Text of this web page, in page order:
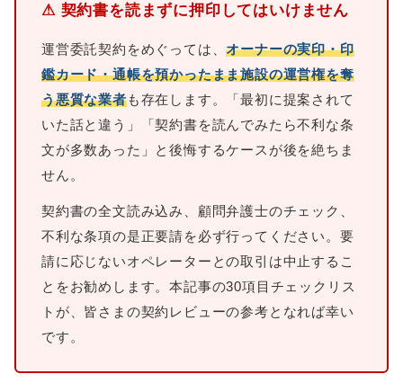
⚠ 契約書を読まずに押印してはいけません
運営委託契約をめぐっては、オーナーの実印・印
鑑カード・通帳を預かったまま施設の運営権を奪
う悪質な業者も存在します。「最初に提案されて
いた話と違う」「契約書を読んでみたら不利な条
文が多数あった」と後悔するケースが後を絶ちま
せん。
契約書の全文読み込み、顧問弁護士のチェック、
不利な条項の是正要請を必ず行ってください。要
請に応じないオペレーターとの取引は中止するこ
とをお勧めします。本記事の30項目チェックリス
トが、皆さまの契約レビューの参考となれば幸い
です。